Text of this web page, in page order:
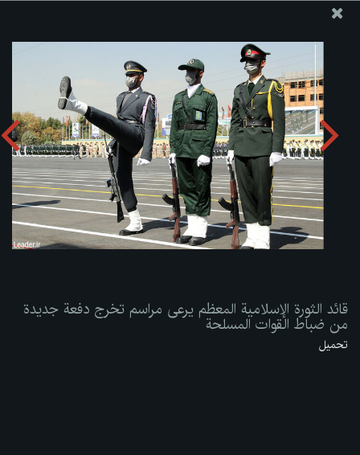
قائد الثورة الإسلامية المعظم يرعى مراسم تخرج دفعة جديدة من
ضباط القوات المسلحة
تحميل الألبوم:zip
قائد الثورة الإسلامية المعظم يرعى مراسم تخرج دفعة جديدة
من ضباط القوات المسلحة
تحميل